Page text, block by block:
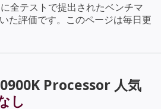
全テストで提出されたベンチマ
た評価です。このページは毎日更
Processor 人気
し